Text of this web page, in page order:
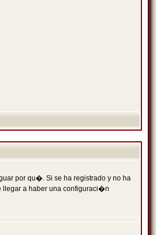
por qu�. Si se ha registrado y no ha
llegar a haber una configuraci�n